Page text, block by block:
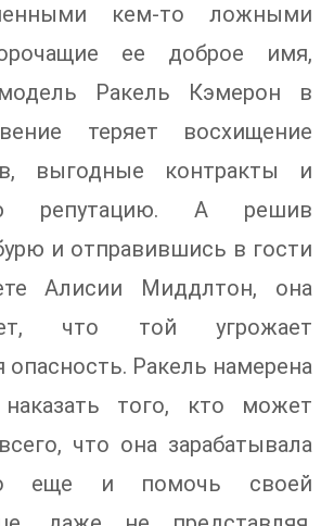
кем-то ложными
ее доброе имя,
Ракель Кэмерон в
теряет восхищение
выгодные контракты и
репутацию. А решив
и отправившись в гости
Алисии Миддлтон, она
что той угрожает
опасность. Ракель намерена
того, кто может
что она зарабатывала
еще и помочь своей